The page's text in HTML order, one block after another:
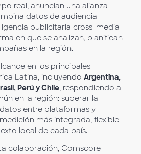
real, anuncian una alianza
datos de audiencia
publicitaria cross-media
en que se analizan, planifican
en la región.
en los principales
Latina, incluyendo Argentina,
Perú y Chile, respondiendo a
en la región: superar la
entre plataformas y
más integrada, flexible
local de cada país.
colaboración, Comscore